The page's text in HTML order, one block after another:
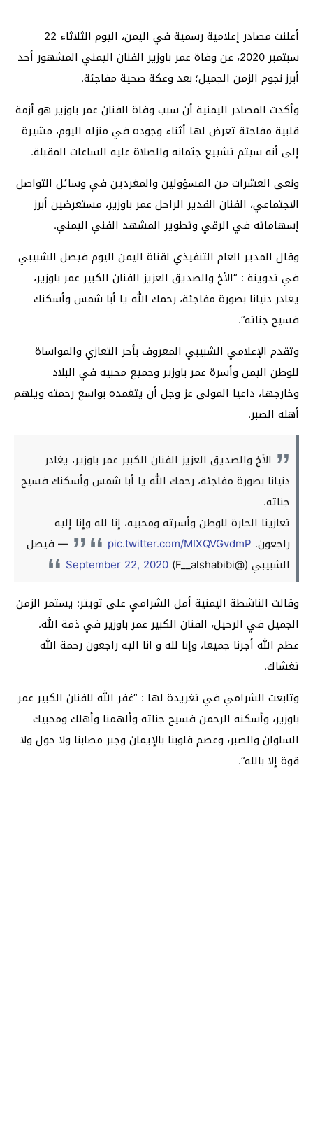
أعلنت مصادر إعلامية رسمية في اليمن، اليوم الثلاثاء 22
سبتمبر 2020، عن وفاة عمر باوزير الفنان اليمني المشهور أحد
أبرز نجوم الزمن الجميل؛ بعد وعكة صحية مفاجئة.
وأكدت المصادر اليمنية أن سبب وفاة الفنان عمر باوزير هو أزمة
قلبية مفاجئة تعرض لها أثناء وجوده في منزله اليوم، مشيرة
إلى أنه سيتم تشييع جثمانه والصلاة عليه الساعات المقبلة.
ونعى العشرات من المسؤولين والمغردين في وسائل التواصل
الاجتماعي، الفنان القدير الراحل عمر باوزير، مستعرضين أبرز
إسهاماته في الرقي وتطوير المشهد الفني اليمني.
وقال المدير العام التنفيذي لقناة اليمن اليوم فيصل الشبيبي
في تدوينة : “الأخ والصديق العزيز الفنان الكبير عمر باوزير،
يغادر دنيانا بصورة مفاجئة، رحمك الله يا أبا شمس وأسكنك
فسيح جناته”.
وتقدم الإعلامي الشبيبي المعروف بأحر التعازي والمواساة
للوطن اليمن وأسرة عمر باوزير وجميع محبيه في البلاد
وخارجها، داعيا المولى عز وجل أن يتغمده بواسع رحمته ويلهم
أهله الصبر.
الأخ والصديق العزيز الفنان الكبير عمر باوزير، يغادر
دنيانا بصورة مفاجئة، رحمك الله يا أبا شمس وأسكنك فسيح
جناته.
تعازينا الحارة للوطن وأسرته ومحبيه، إنا لله وإنا إليه
راجعون. pic.twitter.com/MIXQVGvdmP
— فيصل
الشبيبي (@F__alshabibi)
September 22, 2020
وقالت الناشطة اليمنية أمل الشرامي على تويتر: يستمر الزمن
الجميل في الرحيل، الفنان الكبير عمر باوزير في ذمة الله.
عظم الله أجرنا جميعا، وإنا لله و انا اليه راجعون رحمة الله
تغشاك.
وتابعت الشرامي في تغريدة لها : “غفر الله للفنان الكبير عمر
باوزير، وأسكنه الرحمن فسيح جناته وألهمنا وأهلك ومحبيك
السلوان والصبر، وعصم قلوبنا بالإيمان وجبر مصابنا ولا حول ولا
قوة إلا بالله”.